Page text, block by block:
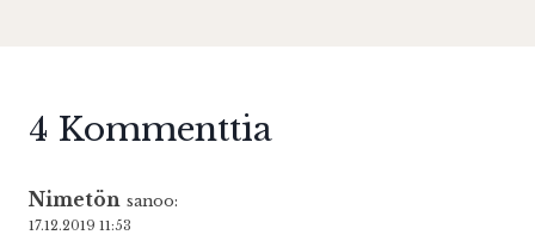
4 Kommenttia
Nimetön sanoo:
17.12.2019 11:53